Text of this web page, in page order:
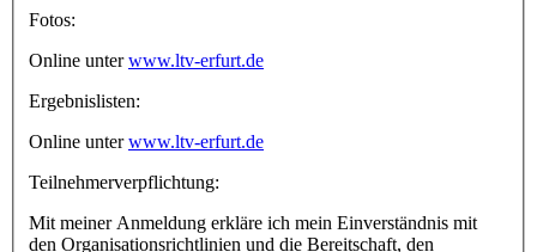
Fotos:
Online unterwww.ltv-erfurt.de
Ergebnislisten:
Online unterwww.ltv-erfurt.de
Teilnehmerverpflichtung:
Mit meiner Anmeldung erkläre ich mein Einverständnis mit
den Organisationsrichtlinien und die Bereitschaft, den